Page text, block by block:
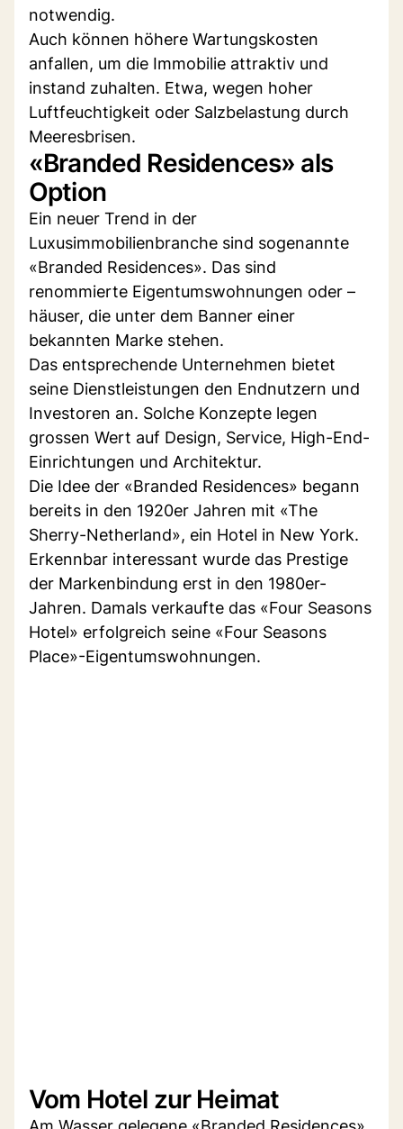
notwendig.
Auch können höhere Wartungskosten
anfallen, um die Immobilie attraktiv und
instand zuhalten. Etwa, wegen hoher
Luftfeuchtigkeit oder Salzbelastung durch
Meeresbrisen.
«Branded Residences» als
Option
Ein neuer Trend in der
Luxusimmobilienbranche sind sogenannte
«Branded Residences». Das sind
renommierte Eigentumswohnungen oder –
häuser, die unter dem Banner einer
bekannten Marke stehen.
Das entsprechende Unternehmen bietet
seine Dienstleistungen den Endnutzern und
Investoren an. Solche Konzepte legen
grossen Wert auf Design, Service, High-End-
Einrichtungen und Architektur.
Die Idee der «Branded Residences» begann
bereits in den 1920er Jahren mit «The
Sherry-Netherland», ein Hotel in New York.
Erkennbar interessant wurde das Prestige
der Markenbindung erst in den 1980er-
Jahren. Damals verkaufte das «Four Seasons
Hotel» erfolgreich seine «Four Seasons
Place»-Eigentumswohnungen.
Vom Hotel zur Heimat